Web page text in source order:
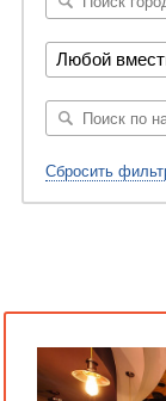
Любой
Сбросить